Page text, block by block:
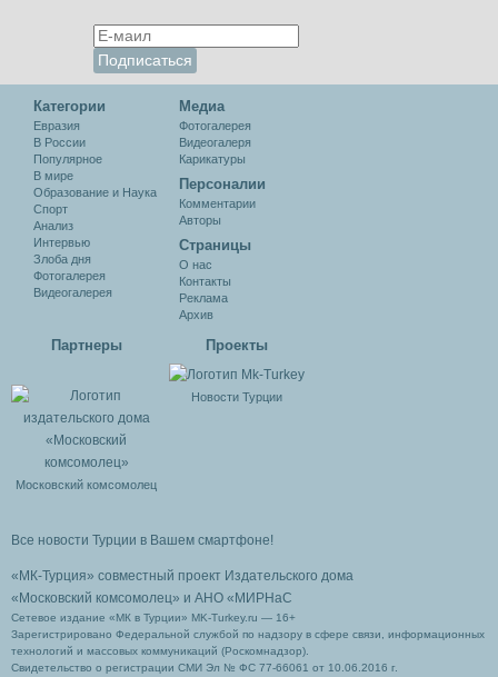
Категории
Евразия
В России
Популярное
В мире
Образование и Наука
Спорт
Анализ
Интервью
Злоба дня
Фотогалерея
Видеогалерея
Медиа
Фотогалерея
Видеогалеря
Карикатуры
Персоналии
Комментарии
Авторы
Cтраницы
О нас
Контакты
Реклама
Архив
Партнеры
Московский комсомолец
Проекты
Новости Турции
Все новости Турции в Вашем смартфоне!
«МК-Турция» совместный проект Издательского дома
«Московский комсомолец» и АНО «МИРНаС
Сетевое издание «МК в Турции» MK-Turkey.ru — 16+
Зарегистрировано Федеральной службой по надзору в сфере связи, информационных
технологий и массовых коммуникаций (Роскомнадзор).
Свидетельство о регистрации СМИ Эл № ФС 77-66061 от 10.06.2016 г.